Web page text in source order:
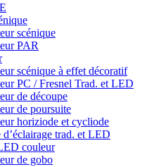
scénique
PAR
scénique à effet décoratif
PC / Fresnel Trad. et LED
de découpe
de poursuite
horiziode et cycliode
d’éclairage trad. et LED
couleur
de gobo